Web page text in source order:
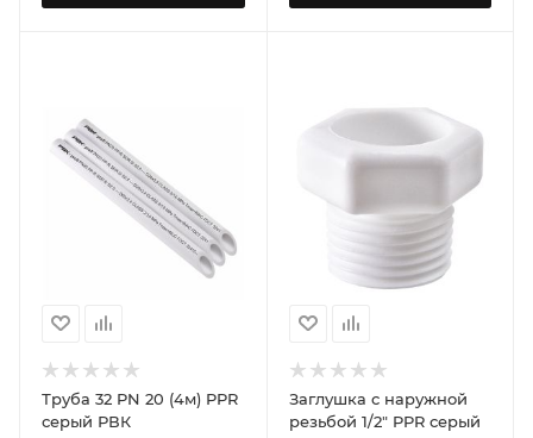
Труба 32 PN 20 (4м) PPR
серый РВК
Заглушка с наружной
резьбой 1/2" PPR серый